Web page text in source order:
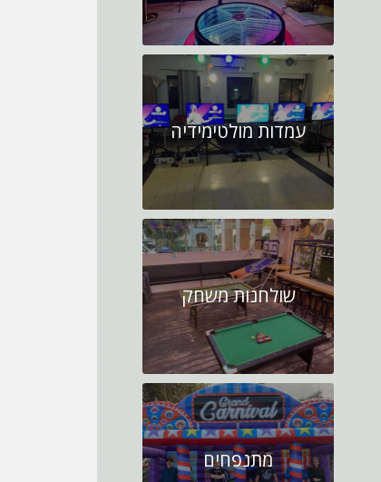
עמדות מולטימידיה
שולחנות משחק
מתנפחים